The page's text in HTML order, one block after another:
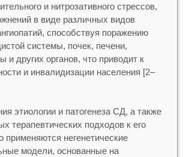
и нитрозативного стрессов,
в виде различных видов
способствуя поражению
системы, почек, печени,
и других органов, что приводит к
и инвалидизации населения [2–
этиологии и патогенеза СД, а также
терапевтических подходов к его
применяются негенетические
модели, основанные на